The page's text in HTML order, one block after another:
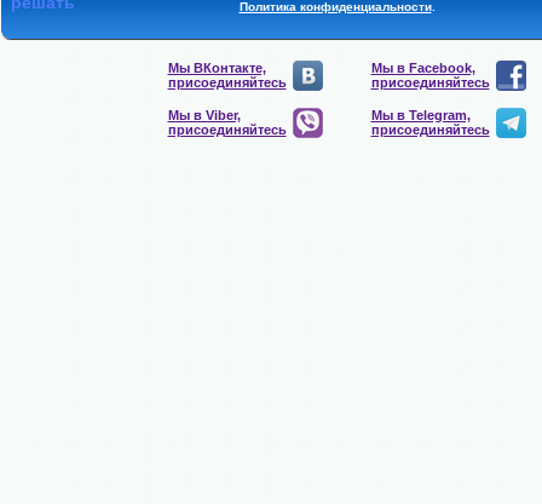
Политика конфиденциальности.
Мы ВКонтакте,
присоединяйтесь
Мы в Facebook,
присоединяйтесь
Мы в Viber,
присоединяйтесь
Мы в Telegram,
присоединяйтесь